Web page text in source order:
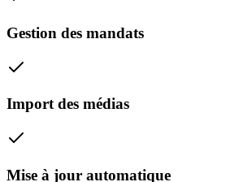
Gestion des mandats
Import des médias
Mise à jour automatique